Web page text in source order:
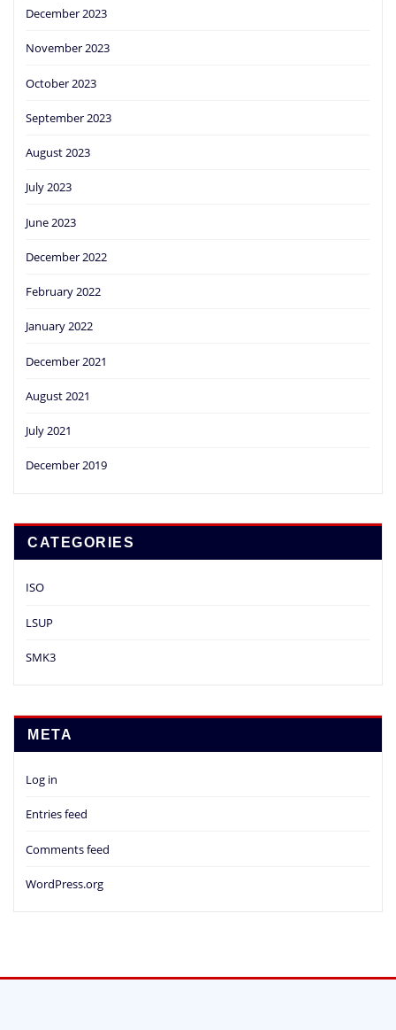
December 2023
November 2023
October 2023
September 2023
August 2023
July 2023
June 2023
December 2022
February 2022
January 2022
December 2021
August 2021
July 2021
December 2019
CATEGORIES
ISO
LSUP
SMK3
META
Log in
Entries feed
Comments feed
WordPress.org